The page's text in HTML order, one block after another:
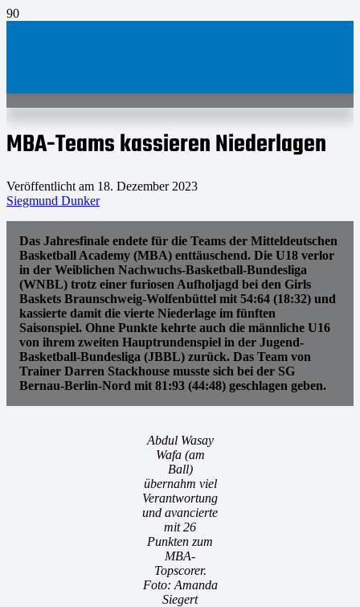
MBA-Teams kassieren Niederlagen
Veröffentlicht am 18. Dezember 2023
Siegmund Dunker
Das Jahresfinale endete für die Teams der Mitteldeutschen
Basketball Academy (MBA) enttäuschend. Die U18 verlor
in der Weiblichen Nachwuchs-Basketball-Bundesliga
(WNBL) trotz einer furiosen Aufholjagd bei den Girls
Baskets Braunschweig-Wolfenbüttel mit 54:64 (18:32) und
kassierte damit die vierte Niederlage im fünften
Saisonspiel. Ohne Punkte kehrte auch die männliche U16
von ihrem zweiten Hauptrundenspiel in der Jugend-
Basketball-Bundesliga (JBBL) zurück. Das Team von
Trainer Darren Stackhouse musste sich bei der SG
Bernau-Berlin-Nord mit 81:93 (44:48) geschlagen geben.
Abdul Wasay
Wafa (am
Ball)
übernahm viel
Verantwortung
und avancierte
mit 26
Punkten zum
MBA-
Topscorer.
Foto: Amanda
Siegert